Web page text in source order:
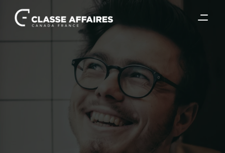
22 mai 2026